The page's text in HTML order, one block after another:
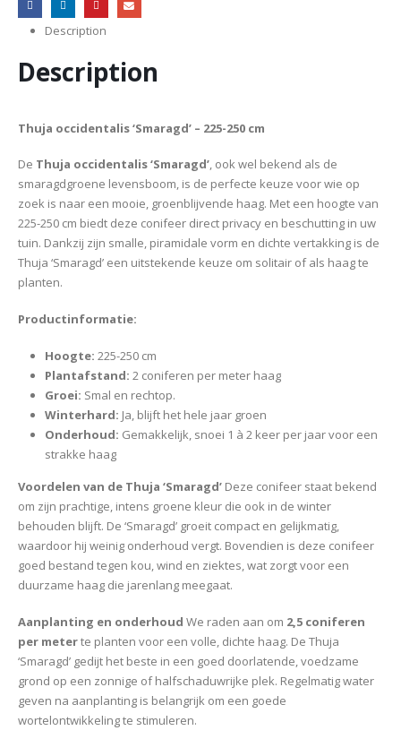
Description
Description
Thuja occidentalis ‘Smaragd’ – 225-250 cm
De Thuja occidentalis ‘Smaragd’, ook wel bekend als de
smaragdgroene levensboom, is de perfecte keuze voor wie op
zoek is naar een mooie, groenblijvende haag. Met een hoogte van
225-250 cm biedt deze conifeer direct privacy en beschutting in uw
tuin. Dankzij zijn smalle, piramidale vorm en dichte vertakking is de
Thuja ‘Smaragd’ een uitstekende keuze om solitair of als haag te
planten.
Productinformatie:
Hoogte: 225-250 cm
Plantafstand: 2 coniferen per meter haag
Groei: Smal en rechtop.
Winterhard: Ja, blijft het hele jaar groen
Onderhoud: Gemakkelijk, snoei 1 à 2 keer per jaar voor een
strakke haag
Voordelen van de Thuja ‘Smaragd’ Deze conifeer staat bekend
om zijn prachtige, intens groene kleur die ook in de winter
behouden blijft. De ‘Smaragd’ groeit compact en gelijkmatig,
waardoor hij weinig onderhoud vergt. Bovendien is deze conifeer
goed bestand tegen kou, wind en ziektes, wat zorgt voor een
duurzame haag die jarenlang meegaat.
Aanplanting en onderhoud We raden aan om 2,5 coniferen
per meterte planten voor een volle, dichte haag. De Thuja
‘Smaragd’ gedijt het beste in een goed doorlatende, voedzame
grond op een zonnige of halfschaduwrijke plek. Regelmatig water
geven na aanplanting is belangrijk om een goede
wortelontwikkeling te stimuleren.